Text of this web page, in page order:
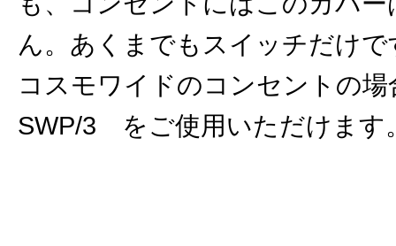
ん。あくまでもスイッチだけで
コスモワイドのコンセントの場
SWP/3 をご使用いただけます